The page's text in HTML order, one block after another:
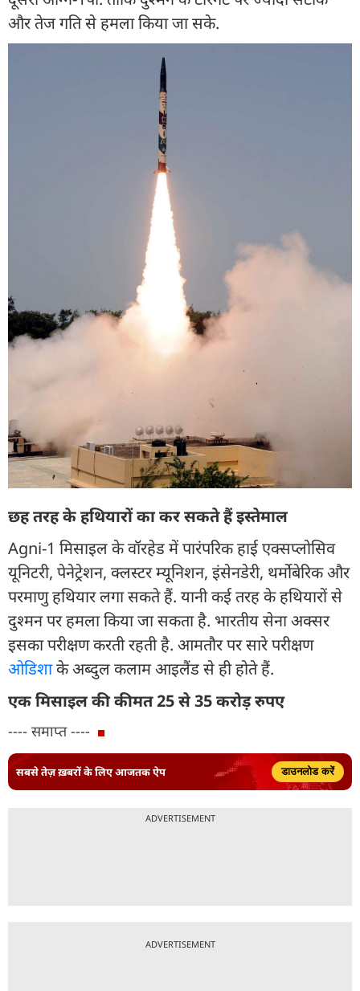
और तेज गति से हमला किया जा सके.
छह तरह के हथियारों का कर सकते हैं इस्तेमाल
Agni-1 मिसाइल के वॉरहेड में पारंपरिक हाई एक्सप्लोसिव
यूनिटरी, पेनेट्रेशन, क्लस्टर म्यूनिशन, इंसेनडेरी, थर्मोबेरिक और
परमाणु हथियार लगा सकते हैं. यानी कई तरह के हथियारों से
दुश्मन पर हमला किया जा सकता है. भारतीय सेना अक्सर
इसका परीक्षण करती रहती है. आमतौर पर सारे परीक्षण
ओडिशाके अब्दुल कलाम आइलैंड से ही होते हैं.
एक मिसाइल की कीमत 25 से 35 करोड़ रुपए
---- समाप्त ----
सबसे तेज़ ख़बरों के लिए आजतक ऐप डाउनलोड करें
ADVERTISEMENT
ADVERTISEMENT